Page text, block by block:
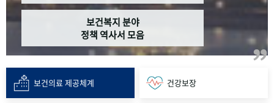
보건복지 분야
정책 역사서 모음
보건의료 제공체계 건강보장